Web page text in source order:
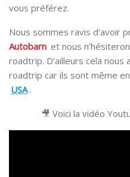
vous préférez.
Nous sommes ravis d’avoir
Autobarn et nous
roadtrip. D’ailleurs cela
roadtrip car ils sont même en
USA .
🎥 Voici la vidéo